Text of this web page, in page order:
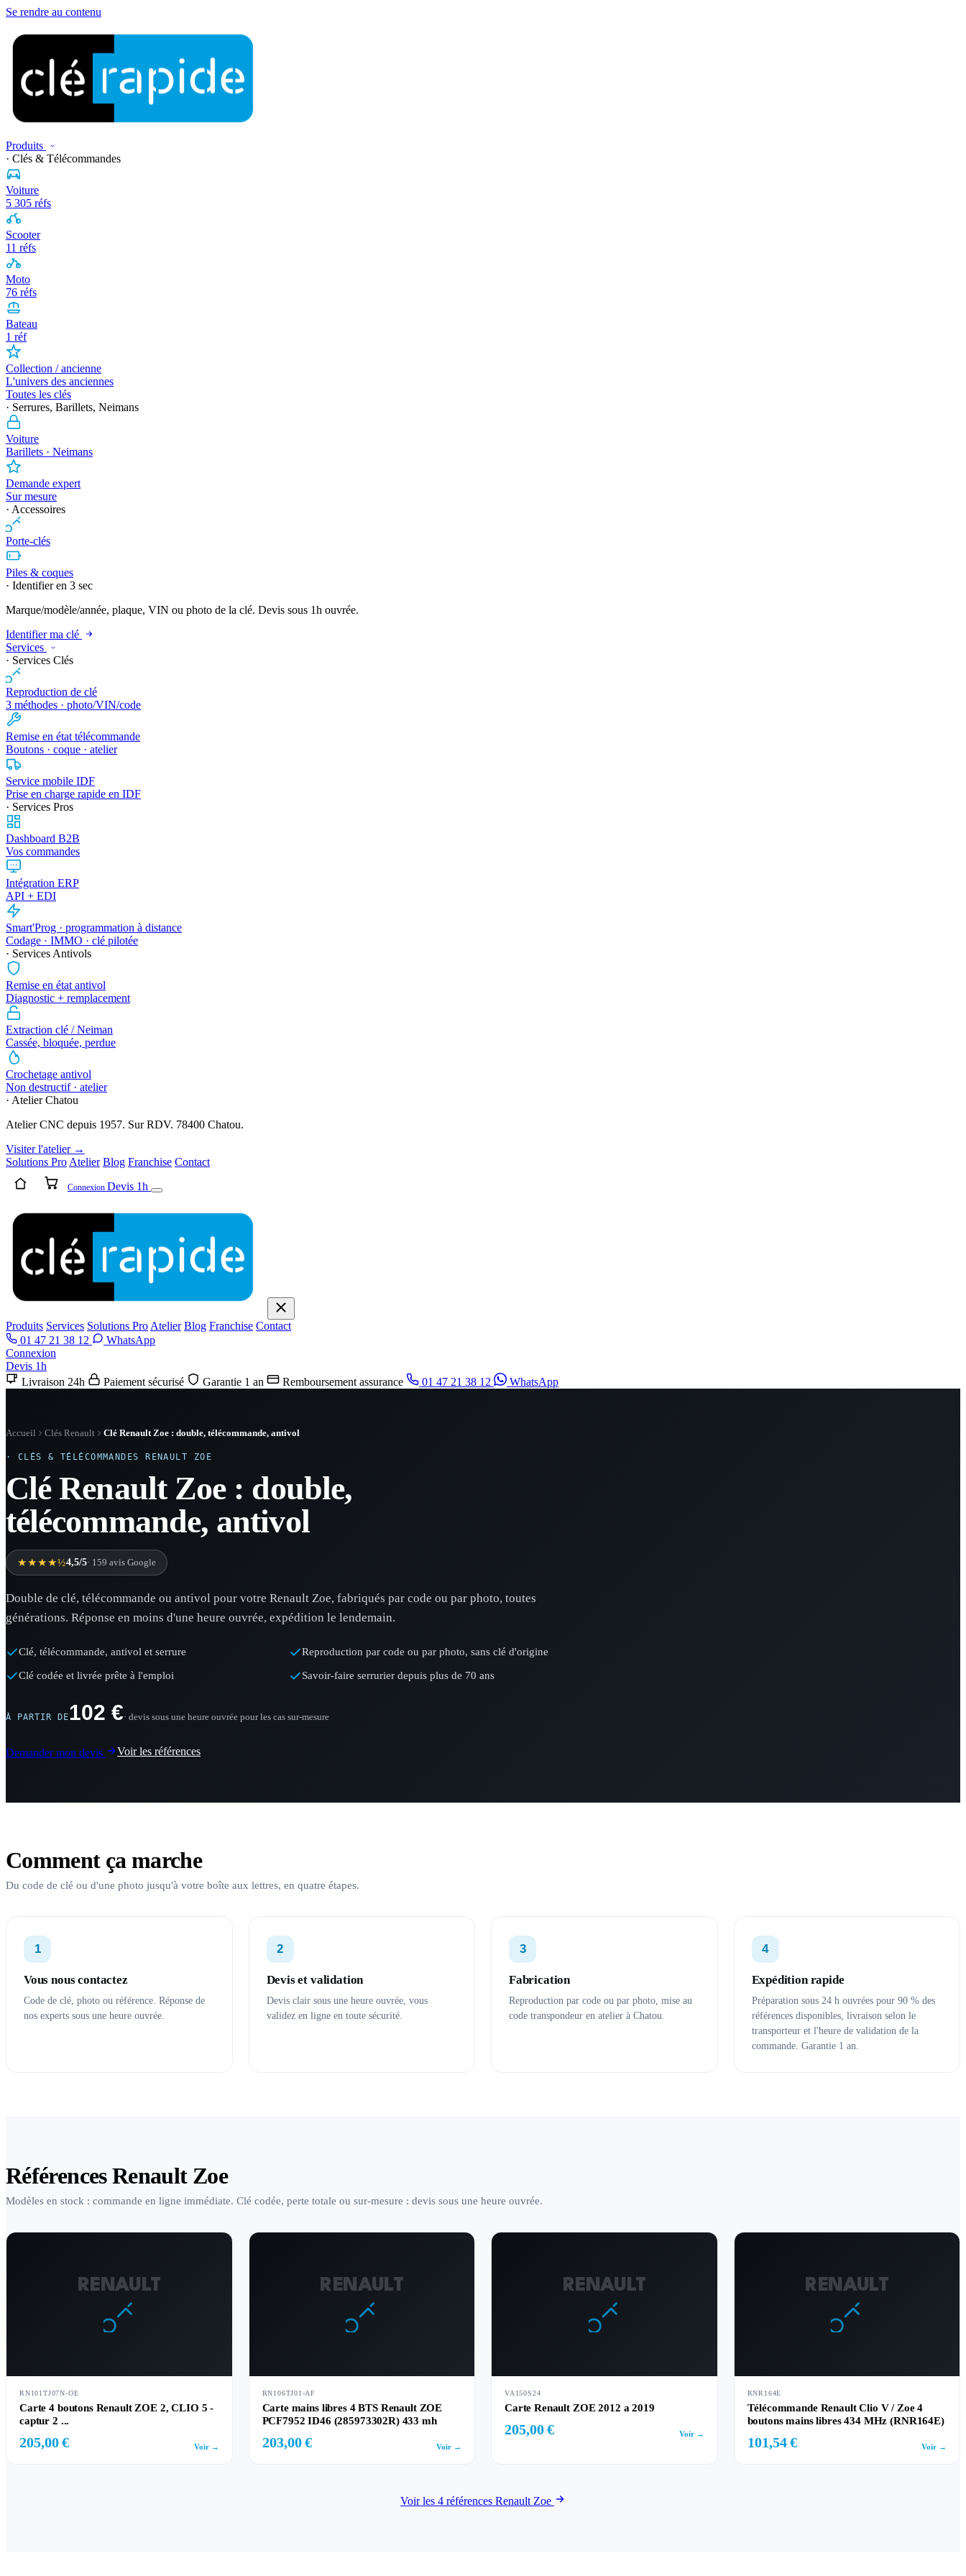
Se rendre au contenu
Produits
· Clés & Télécommandes
Voiture
5 305 réfs
Scooter
11 réfs
Moto
76 réfs
Bateau
1 réf
Collection / ancienne
L'univers des anciennes
Toutes les clés
· Serrures, Barillets, Neimans
Voiture
Barillets · Neimans
Demande expert
Sur mesure
· Accessoires
Porte-clés
Piles & coques
· Identifier en 3 sec
Marque/modèle/année, plaque, VIN ou photo de la clé. Devis sous 1h ouvrée.
Identifier ma clé
Services
· Services Clés
Reproduction de clé
3 méthodes · photo/VIN/code
Remise en état télécommande
Boutons · coque · atelier
Service mobile IDF
Prise en charge rapide en IDF
· Services Pros
Dashboard B2B
Vos commandes
Intégration ERP
API + EDI
Smart'Prog · programmation à distance
Codage · IMMO · clé pilotée
· Services Antivols
Remise en état antivol
Diagnostic + remplacement
Extraction clé / Neiman
Cassée, bloquée, perdue
Crochetage antivol
Non destructif · atelier
· Atelier Chatou
Atelier CNC depuis 1957. Sur RDV. 78400 Chatou.
Visiter l'atelier →
Solutions Pro Atelier Blog Franchise Contact
Connexion Devis 1h
Produits Services Solutions Pro Atelier Blog Franchise Contact
01 47 21 38 12
WhatsApp
Connexion
Devis 1h
Livraison 24h
Paiement sécurisé Garantie 1 an Remboursement assurance 01 47 21 38 12 WhatsApp
Accueil Clés Renault Clé Renault Zoe : double, télécommande, antivol
· CLÉS & TÉLÉCOMMANDES RENAULT ZOE
Clé Renault Zoe : double,
télécommande, antivol
★★★★½4,5/5· 159 avis Google
Double de clé, télécommande ou antivol pour votre Renault Zoe, fabriqués par code ou par photo, toutes
générations. Réponse en moins d'une heure ouvrée, expédition le lendemain.
Clé, télécommande, antivol et serrure Reproduction par code ou par photo, sans clé d'origine
Clé codée et livrée prête à l'emploi Savoir-faire serrurier depuis plus de 70 ans
À PARTIR DE102 €· devis sous une heure ouvrée pour les cas sur-mesure
Demander mon devis Voir les références
Comment ça marche
Du code de clé ou d'une photo jusqu'à votre boîte aux lettres, en quatre étapes.
1
Vous nous contactez
Code de clé, photo ou référence. Réponse de
nos experts sous une heure ouvrée.
2
Devis et validation
Devis clair sous une heure ouvrée, vous
validez en ligne en toute sécurité.
3
Fabrication
Reproduction par code ou par photo, mise au
code transpondeur en atelier à Chatou.
4
Expédition rapide
Préparation sous 24 h ouvrées pour 90 % des
références disponibles, livraison selon le
transporteur et l'heure de validation de la
commande. Garantie 1 an.
Références Renault Zoe
Modèles en stock : commande en ligne immédiate. Clé codée, perte totale ou sur-mesure : devis sous une heure ouvrée.
RENAULT
RN101TJ07N-OE
Carte 4 boutons Renault ZOE 2, CLIO 5 -
captur 2 ...
205,00 € Voir →
RENAULT
RN106TJ01-AF
Carte mains libres 4 BTS Renault ZOE
PCF7952 ID46 (285973302R) 433 mh
203,00 € Voir →
RENAULT
VA150S24
Carte Renault ZOE 2012 a 2019
205,00 € Voir →
RENAULT
RNR164E
Télécommande Renault Clio V / Zoe 4
boutons mains libres 434 MHz (RNR164E)
101,54 € Voir →
Voir les 4 références Renault Zoe